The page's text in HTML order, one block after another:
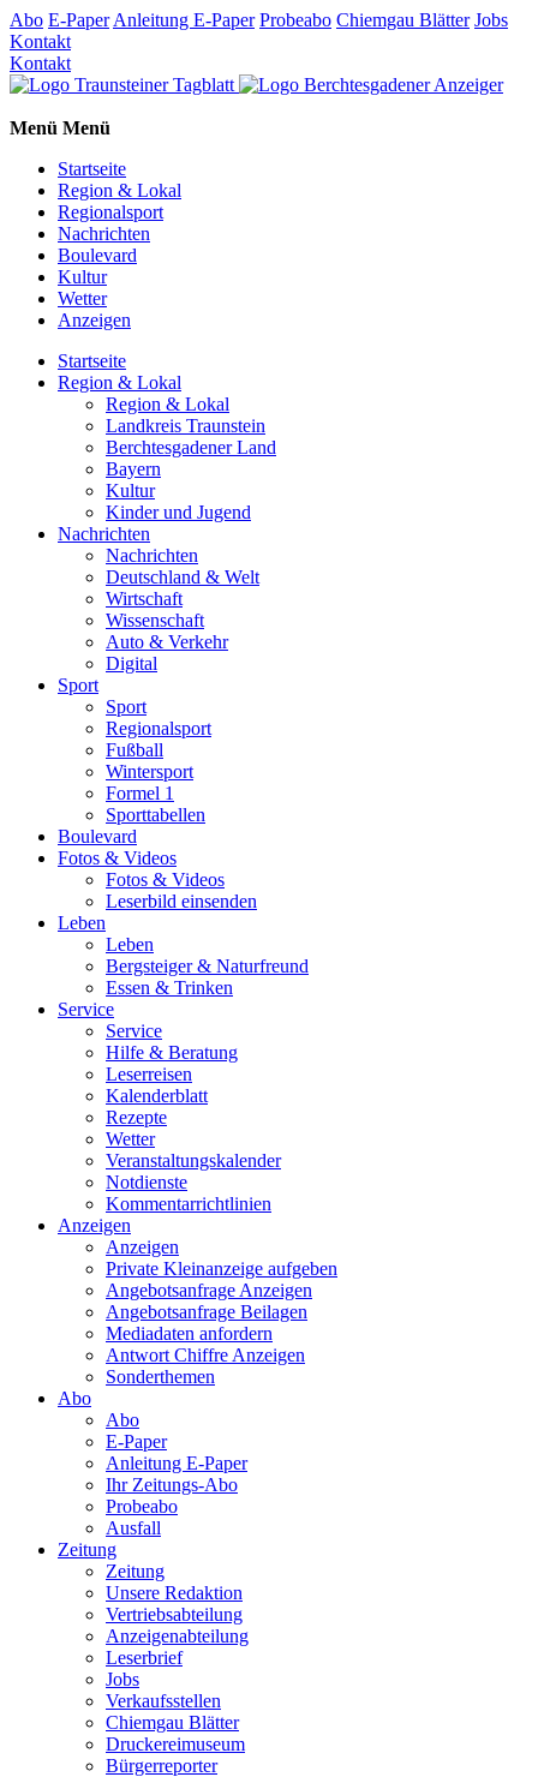
Abo E-Paper Anleitung E-Paper Probeabo Chiemgau Blätter Jobs
Kontakt
Kontakt
Menü Menü
Startseite
Region & Lokal
Regionalsport
Nachrichten
Boulevard
Kultur
Wetter
Anzeigen
Startseite
Region & Lokal
Region & Lokal
Landkreis Traunstein
Berchtesgadener Land
Bayern
Kultur
Kinder und Jugend
Nachrichten
Nachrichten
Deutschland & Welt
Wirtschaft
Wissenschaft
Auto & Verkehr
Digital
Sport
Sport
Regionalsport
Fußball
Wintersport
Formel 1
Sporttabellen
Boulevard
Fotos & Videos
Fotos & Videos
Leserbild einsenden
Leben
Leben
Bergsteiger & Naturfreund
Essen & Trinken
Service
Service
Hilfe & Beratung
Leserreisen
Kalenderblatt
Rezepte
Wetter
Veranstaltungskalender
Notdienste
Kommentarrichtlinien
Anzeigen
Anzeigen
Private Kleinanzeige aufgeben
Angebotsanfrage Anzeigen
Angebotsanfrage Beilagen
Mediadaten anfordern
Antwort Chiffre Anzeigen
Sonderthemen
Abo
Abo
E-Paper
Anleitung E-Paper
Ihr Zeitungs-Abo
Probeabo
Ausfall
Zeitung
Zeitung
Unsere Redaktion
Vertriebsabteilung
Anzeigenabteilung
Leserbrief
Jobs
Verkaufsstellen
Chiemgau Blätter
Druckereimuseum
Bürgerreporter